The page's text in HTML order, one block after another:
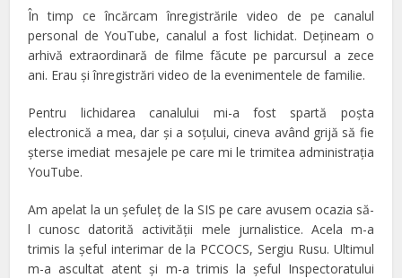
În timp ce încărcam înregistrările video de pe canalul
personal de YouTube, canalul a fost lichidat. Deţineam o
arhivă extraordinară de filme făcute pe parcursul a zece
ani. Erau şi înregistrări video de la evenimentele de familie.
Pentru lichidarea canalului mi-a fost spartă poşta
electronică a mea, dar şi a soţului, cineva având grijă să fie
şterse imediat mesajele pe care mi le trimitea administraţia
YouTube.
Am apelat la un şefuleţ de la SIS pe care avusem ocazia să-
l cunosc datorită activităţii mele jurnalistice. Acela m-a
trimis la şeful interimar de la PCCOCS, Sergiu Rusu. Ultimul
m-a ascultat atent şi m-a trimis la şeful Inspectoratului